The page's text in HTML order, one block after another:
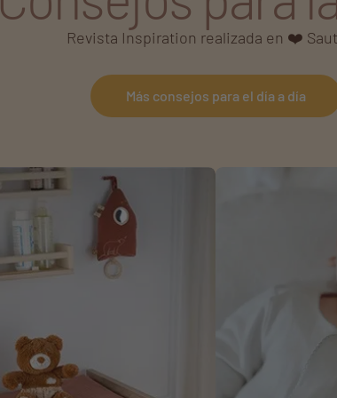
Revista Inspiration realizada en ❤️
Más consejos para el día a día